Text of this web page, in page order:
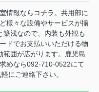
情報ならコチラ。共用部に
様々な設備やサービスが揃
築浅なので、内装も外観も
ドでお支払いいただける物
囲が広がります。鹿児島
めなら092-710-0522にて
にご連絡下さい。